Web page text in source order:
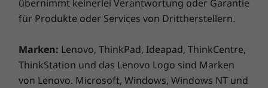
übernimmt keinerlei Verantwortung oder Garantie
für Produkte oder Services von Drittherstellern.
Marken: Lenovo, ThinkPad, Ideapad, ThinkCentre,
ThinkStation und das Lenovo Logo sind Marken
von Lenovo. Microsoft, Windows, Windows NT und